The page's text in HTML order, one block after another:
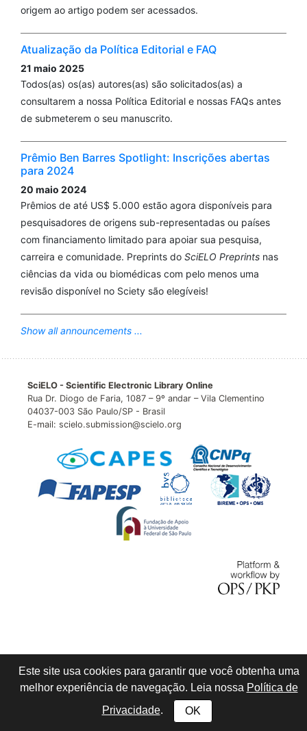
origem ao artigo podem ser acessados.
Atualização da Política Editorial e FAQ
21 maio 2025
Todos(as) os(as) autores(as) são solicitados(as) a
consultarem a nossa Política Editorial e nossas FAQs antes
de submeterem o seu manuscrito.
Prêmio Ben Barres Spotlight: Inscrições abertas
para 2024
20 maio 2024
Prêmios de até US$ 5.000 estão agora disponíveis para
pesquisadores de origens sub-representadas ou países
com financiamento limitado para apoiar sua pesquisa,
carreira e comunidade. Preprints do SciELO Preprints nas
ciências da vida ou biomédicas com pelo menos uma
revisão disponível no Sciety são elegíveis!
Show all announcements ...
SciELO - Scientific Electronic Library Online
Rua Dr. Diogo de Faria, 1087 – 9º andar – Vila Clementino
04037-003 São Paulo/SP - Brasil
E-mail: scielo.submission@scielo.org
Este site usa cookies para garantir que você obtenha uma
melhor experiência de navegação. Leia nossa Política de
Privacidade. OK